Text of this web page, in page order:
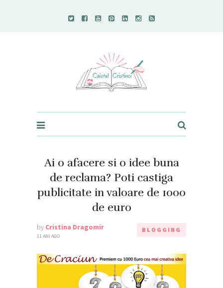
Ai o afacere si o idee buna
de reclama? Poti castiga
publicitate in valoare de 1000
de euro
by Cristina Dragomir
11 ANI AGO
BLOGGING